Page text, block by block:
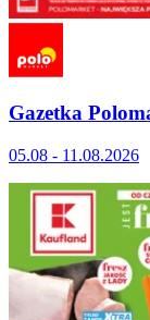
Gazetka
05.08 - 11.08.2026